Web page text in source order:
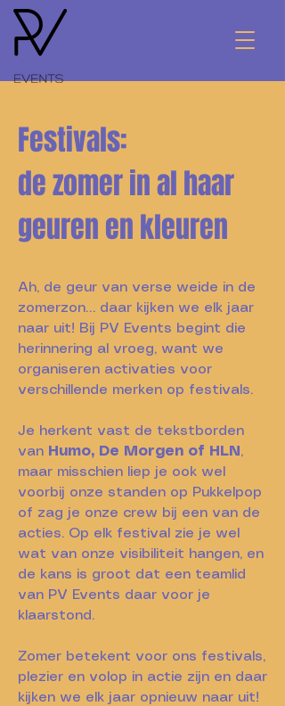
Festivals:
de zomer in al haar
geuren en kleuren
Ah, de geur van verse weide in de
zomerzon… daar kijken we elk jaar
naar uit! Bij PV Events begint die
herinnering al vroeg, want we
organiseren activaties voor
verschillende merken op festivals.
Je herkent vast de tekstborden
van Humo, De Morgen of HLN ,
maar misschien liep je ook wel
voorbij onze standen op Pukkelpop
of zag je onze crew bij een van de
acties. Op elk festival zie je wel
wat van onze visibiliteit hangen, en
de kans is groot dat een teamlid
van PV Events daar voor je
klaarstond.
Zomer betekent voor ons festivals,
plezier en volop in actie zijn en daar
kijken we elk jaar opnieuw naar uit!